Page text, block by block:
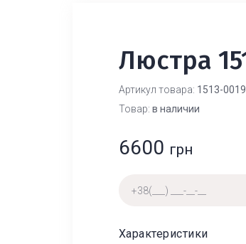
Люстра
Артикул товара: 1513-
Товар: в наличии
6600 грн
Характеристики